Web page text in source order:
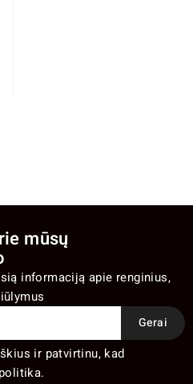
mūsų
informaciją apie renginius,
ir patvirtinu, kad